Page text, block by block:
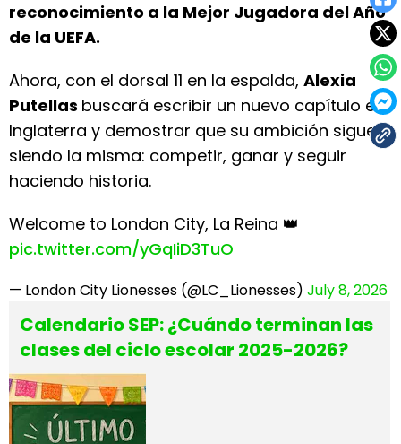
reconocimiento a la Mejor Jugadora del Año
de la UEFA.
Ahora, con el dorsal 11 en la espalda, Alexia
Putellas buscará escribir un nuevo capítulo en
Inglaterra y demostrar que su ambición sigue
siendo la misma: competir, ganar y seguir
haciendo historia.
Welcome to London City, La Reina 👑
pic.twitter.com/yGqIiD3TuO
— London City Lionesses (@LC_Lionesses) July 8, 2026
Calendario SEP: ¿Cuándo terminan las
clases del ciclo escolar 2025-2026?